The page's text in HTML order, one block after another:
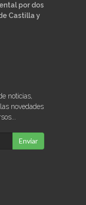
por dos
Castilla y
noticias,
novedades
Enviar